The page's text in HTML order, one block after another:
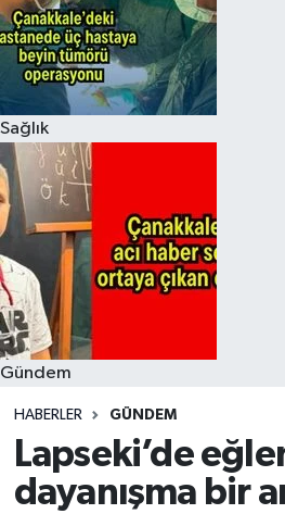
Sağlık
Gündem
HABERLER GÜNDEM
Lapseki’de
dayanışma bir